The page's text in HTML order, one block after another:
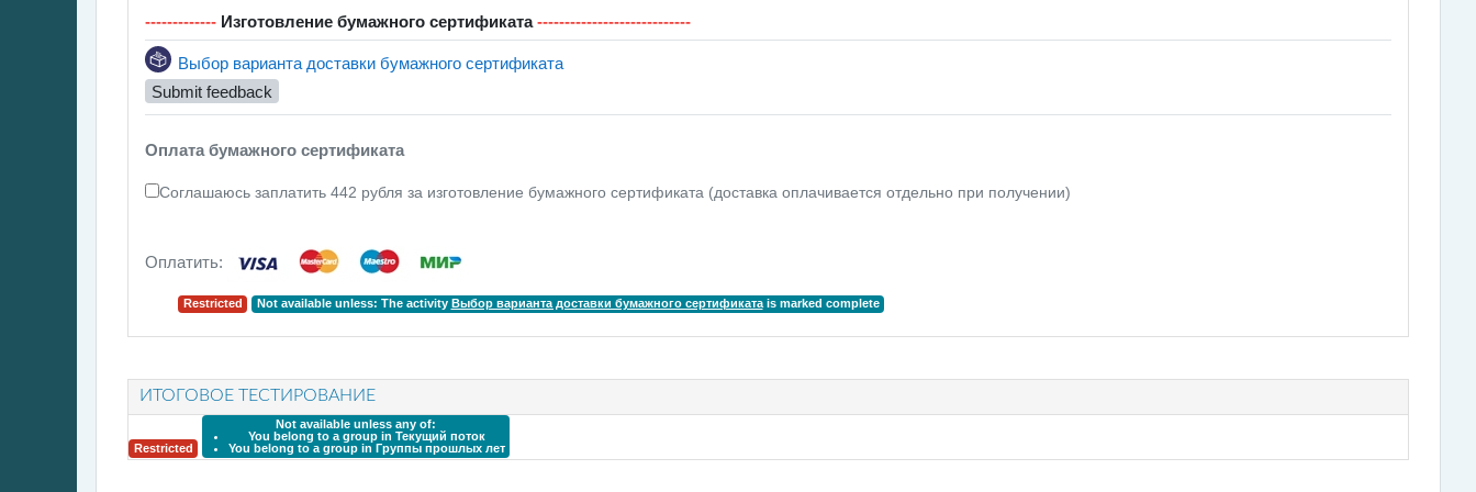
------------- Изготовление бумажного сертификата----------------------------
Выбор варианта доставки бумажного сертификата
Feedback
Submit feedback
Оплата бумажного сертификата
Соглашаюсь заплатить 442 рубля за изготовление бумажного сертификата (доставка оплачивается отдельно при получении)
Оплатить:
Restricted Not available unless: The activity Выбор варианта доставки бумажного сертификатаis marked complete
ИТОГОВОЕ ТЕСТИРОВАНИЕ
Restricted
Not available unless any of:
You belong to a group in Текущий поток
You belong to a group in Группы прошлых лет